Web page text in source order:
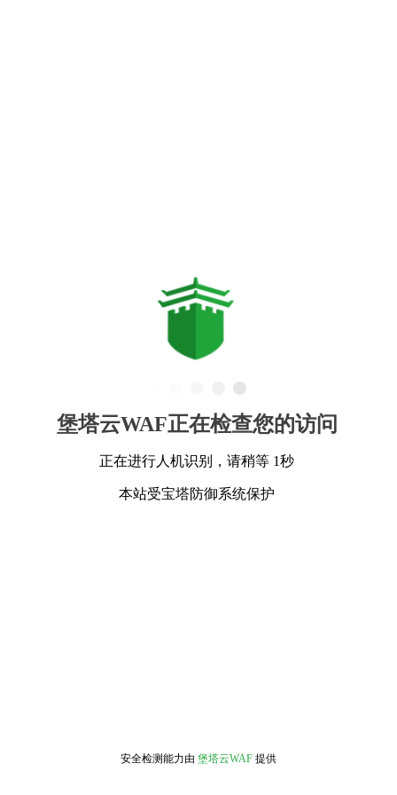
堡塔云WAF正在检查您的访问
正在进行人机识别，请稍等 1秒
本站受宝塔防御系统保护
安全检测能力由 堡塔云WAF 提供